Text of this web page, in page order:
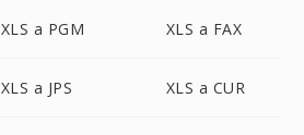
XLS a PGM XLS a FAX
XLS a JPS XLS a CUR